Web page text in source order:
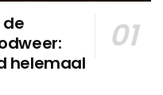
helemaal